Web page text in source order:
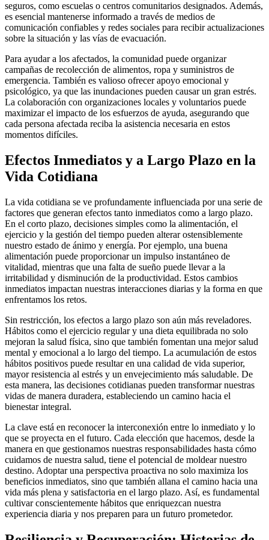
seguros, como escuelas o centros comunitarios designados. Además,
es esencial mantenerse informado a través de medios de
comunicación confiables y redes sociales para recibir actualizaciones
sobre la situación y las vías de evacuación.
Para ayudar a los afectados, la comunidad puede organizar
campañas de recolección de alimentos, ropa y suministros de
emergencia. También es valioso ofrecer apoyo emocional y
psicológico, ya que las inundaciones pueden causar un gran estrés.
La colaboración con organizaciones locales y voluntarios puede
maximizar el impacto de los esfuerzos de ayuda, asegurando que
cada persona afectada reciba la asistencia necesaria en estos
momentos difíciles.
Efectos Inmediatos y a Largo Plazo en la
Vida Cotidiana
La vida cotidiana se ve profundamente influenciada por una serie de
factores que generan efectos tanto inmediatos como a largo plazo.
En el corto plazo, decisiones simples como la alimentación, el
ejercicio y la gestión del tiempo pueden alterar ostensiblemente
nuestro estado de ánimo y energía. Por ejemplo, una buena
alimentación puede proporcionar un impulso instantáneo de
vitalidad, mientras que una falta de sueño puede llevar a la
irritabilidad y disminución de la productividad. Estos cambios
inmediatos impactan nuestras interacciones diarias y la forma en que
enfrentamos los retos.
Sin restricción, los efectos a largo plazo son aún más reveladores.
Hábitos como el ejercicio regular y una dieta equilibrada no solo
mejoran la salud física, sino que también fomentan una mejor salud
mental y emocional a lo largo del tiempo. La acumulación de estos
hábitos positivos puede resultar en una calidad de vida superior,
mayor resistencia al estrés y un envejecimiento más saludable. De
esta manera, las decisiones cotidianas pueden transformar nuestras
vidas de manera duradera, estableciendo un camino hacia el
bienestar integral.
La clave está en reconocer la interconexión entre lo inmediato y lo
que se proyecta en el futuro. Cada elección que hacemos, desde la
manera en que gestionamos nuestras responsabilidades hasta cómo
cuidamos de nuestra salud, tiene el potencial de moldear nuestro
destino. Adoptar una perspectiva proactiva no solo maximiza los
beneficios inmediatos, sino que también allana el camino hacia una
vida más plena y satisfactoria en el largo plazo. Así, es fundamental
cultivar conscientemente hábitos que enriquezcan nuestra
experiencia diaria y nos preparen para un futuro prometedor.